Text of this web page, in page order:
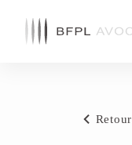
Retour